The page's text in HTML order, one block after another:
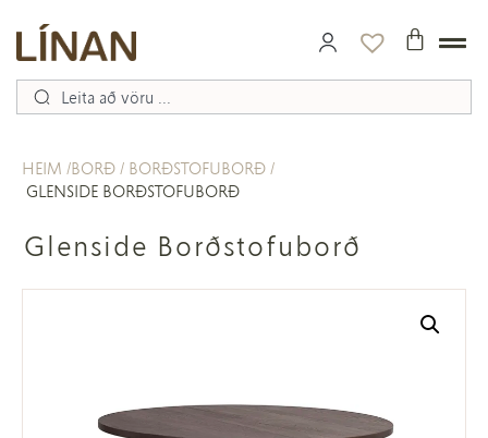
HEIM BORÐ
BORÐSTOFUBORÐ
GLENSIDE BORÐSTOFUBORÐ
Glenside Borðstofuborð